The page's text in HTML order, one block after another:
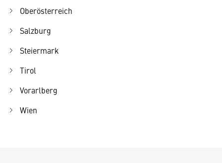
Oberösterreich
Salzburg
Steiermark
Tirol
Vorarlberg
Wien